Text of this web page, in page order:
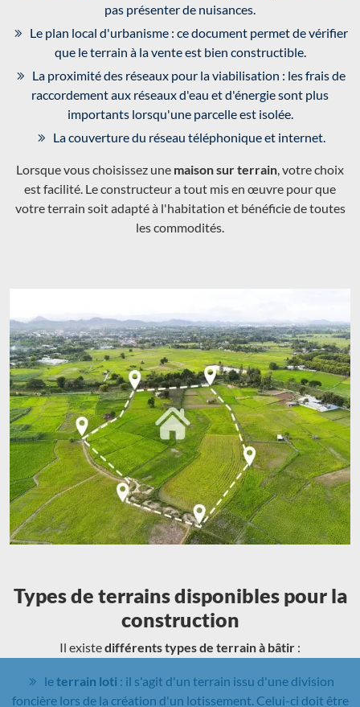
pas présenter de nuisances.
Le plan local d'urbanisme : ce document permet de vérifier
que le terrain à la vente est bien constructible.
La proximité des réseaux pour la viabilisation : les frais de
raccordement aux réseaux d'eau et d'énergie sont plus
importants lorsqu'une parcelle est isolée.
La couverture du réseau téléphonique et internet.
Lorsque vous choisissez une maison sur terrain , votre choix
est facilité. Le constructeur a tout mis en œuvre pour que
votre terrain soit adapté à l'habitation et bénéficie de toutes
les commodités.
Types de terrains disponibles pour la
construction
Il existedifférents types de terrain à bâtir :
leterrain loti : il s'agit d'un terrain issu d'une division
foncière lors de la création d'un lotissement. Celui-ci doit être